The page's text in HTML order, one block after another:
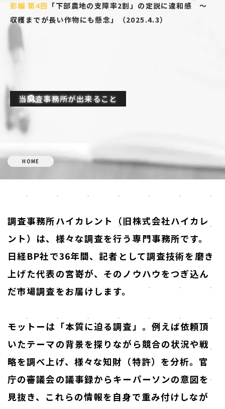
影編 第4回 「下部農地の支障率2割」の定説に違和感 ～
収穫までが長い作物にも懸念」（2025.4.3）
当調査事務所が出来ること
HOME
調査事務所ハイカレント（旧株式会社ハイカレ
ント）は、様々な調査を行う専門事務所です。
日経BP社で36年間、記者として調査技術を磨き
上げた代表の宮嵜が、そのノウハウをつぎ込ん
だ市場調査をお届けします。
モットーは「本質に迫る調査」。例えば依頼頂
いたテーマの背景を探りながら競合の状況や戦
略を調べ上げ、様々な知財（特許）を分析。官
庁の審議会の議事録からキーパーソンの意図を
見抜き、これらの情報を自身で重み付けしなが